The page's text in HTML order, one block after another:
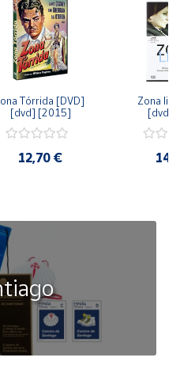
Tórrida [DVD]
[dvd] [2015]
12,70 €
Zona
[dvd]